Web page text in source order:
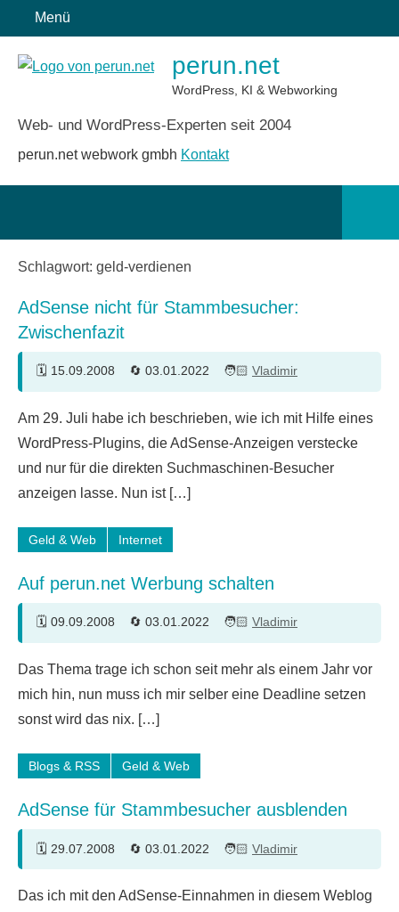
Inhalt
springen
Menü
perun.net
WordPress, KI & Webworking
Web- und WordPress-Experten seit 2004
perun.net webwork gmbh Kontakt
Schlagwort: geld-verdienen
AdSense nicht für Stammbesucher:
Zwischenfazit
15.09.2008 03.01.2022 Vladimir
Kommentare
Am 29. Juli habe ich beschrieben, wie ich mit Hilfe eines
WordPress-Plugins, die AdSense-Anzeigen verstecke
und nur für die direkten Suchmaschinen-Besucher
anzeigen lasse. Nun ist […]
Geld & Web Internet
Auf perun.net Werbung schalten
09.09.2008 03.01.2022 Vladimir
Kommentare
Das Thema trage ich schon seit mehr als einem Jahr vor
mich hin, nun muss ich mir selber eine Deadline setzen
sonst wird das nix. […]
Blogs & RSS Geld & Web
AdSense für Stammbesucher ausblenden
29.07.2008 03.01.2022 Vladimir
Kommentare
Das ich mit den AdSense-Einnahmen in diesem Weblog